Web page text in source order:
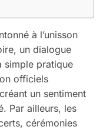
à l’unisson
un dialogue
simple pratique
officiels
un sentiment
Par ailleurs, les
cérémonies